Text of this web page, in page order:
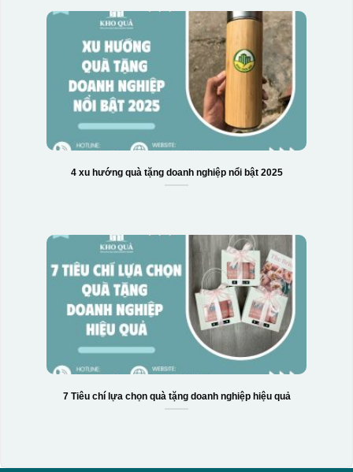
4 xu hướng quà tặng doanh nghiệp nổi bật 2025
7 Tiêu chí lựa chọn quà tặng doanh nghiệp hiệu quả